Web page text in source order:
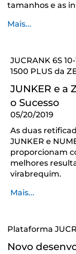
tamanhos e as
Mais...
JUCRANK 6S
1500 PLUS da
JUNKER e
o Sucesso
05/20/2019
As duas
JUNKER e
proporcionam
melhores
virabrequim.
Mais...
Plataforma
Novo